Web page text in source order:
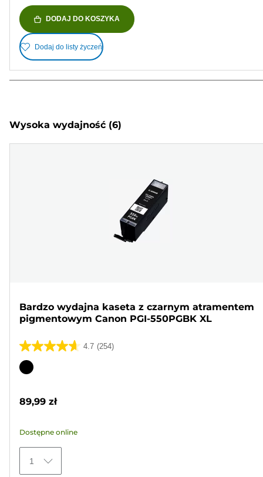
DODAJ DO KOSZYKA
Dodaj do listy życzeń
Wysoka wydajność (6)
Bardzo wydajna kaseta z czarnym atramentem
pigmentowym Canon PGI-550PGBK XL
4.7 (254)
4.7
na
254
Wkład
89,99 zł
Dostępne online
1